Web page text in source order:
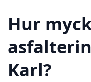
Hur
Karl?